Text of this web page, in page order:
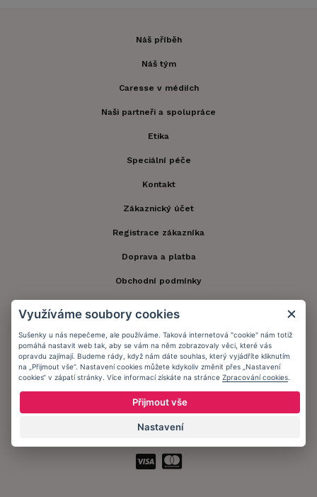
Náš příběh
Náš tým
Caresse v médiích
Naši partneři a spolupráce
Etika
Speciální péče
Kontakt
Zákaznický účet
Registrace zákazníka
Doprava a platba
Obchodní podmínky
Zůstaňte s námi v kontaktu.
Využíváme soubory cookies
Sušenky u nás nepečeme, ale používáme. Taková internetová "cookie" nám totiž
pomáhá nastavit web tak, aby se vám na něm zobrazovaly věci, které vás
opravdu zajímají. Budeme rády, když nám dáte souhlas, který vyjádříte kliknutím
na „Přijmout vše“. Nastavení cookies můžete kdykoliv změnit přes „Nastavení
cookies“ v zápatí stránky. Více informací získáte na stránce Zpracování cookies
Přijmout vše
Nastavení